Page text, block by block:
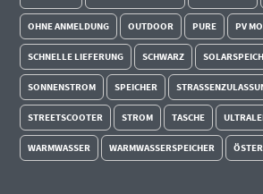
OHNE ANMELDUNG OUTDOOR PURE PV
SCHNELLE LIEFERUNG SCHWARZ
SONNENSTROM SPEICHER
STREETSCOOTER STROM TASCHE
WARMWASSER WARMWASSERSPEICHER